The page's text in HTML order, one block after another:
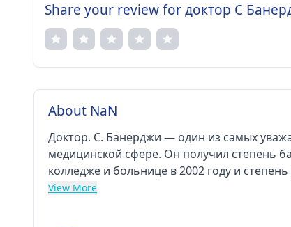
Share your review for доктор С
About NaN
Доктор. С. Банерджи — один из самых
медицинской сфере. Он получил степень
колледже и больнице в 2002 году и
Нагар Раджастхан Видхьяпит в Удайпуре,
View More